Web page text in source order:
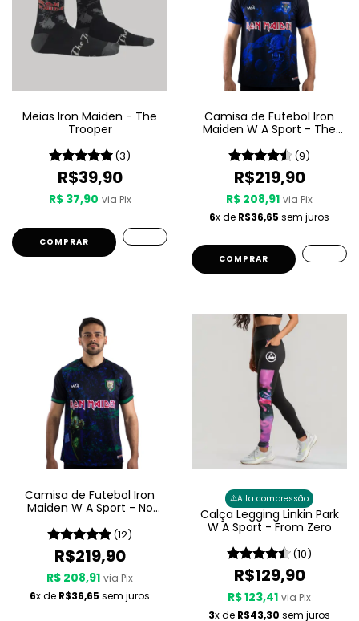
Meias Iron Maiden - The
Trooper
(3)
R$39,90
R$ 37,90 via Pix
COMPRAR
Camisa de Futebol Iron
Maiden W A Sport - The
(9)
R$219,90
R$ 208,91 via Pix
6x de R$36,65 sem juros
COMPRAR
Camisa de Futebol Iron
Maiden W A Sport - No
(12)
R$219,90
R$ 208,91 via Pix
6x de R$36,65 sem juros
⚠️Alta compressão
Calça Legging Linkin Park
W A Sport - From Zero
(10)
R$129,90
R$ 123,41 via Pix
3x de R$43,30 sem juros